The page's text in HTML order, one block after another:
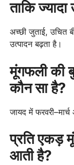
ताकि
अच्छी जुताई, उचित
उत्पादन बढ़ता है।
मूंगफली की
कौन सा है?
जायद में
प्रति एकड़
आती है?